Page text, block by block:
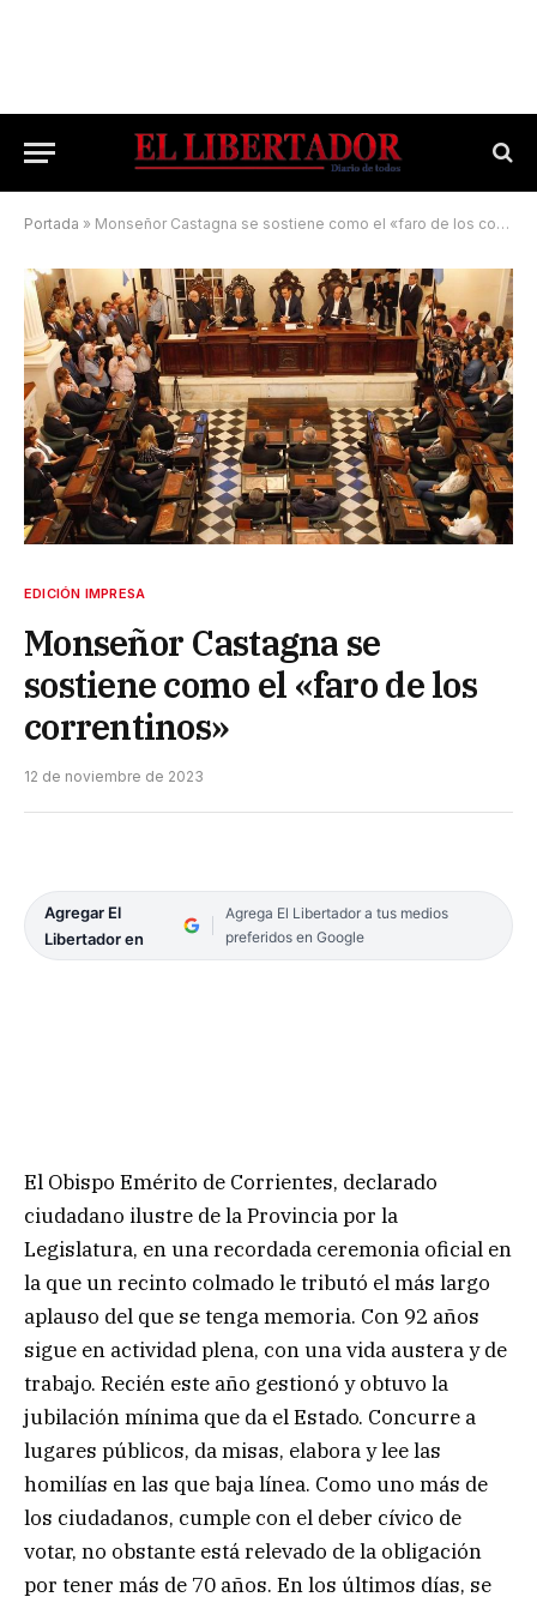
Portada » Monseñor Castagna se sostiene como el «faro de los correntinos»
EDICIÓN IMPRESA
Monseñor Castagna se
sostiene como el «faro de los
correntinos»
12 de noviembre de 2023
Agregar El
Libertador en
Agrega El Libertador a tus medios
preferidos en Google
El Obispo Emérito de Corrientes, declarado
ciudadano ilustre de la Provincia por la
Legislatura, en una recordada ceremonia oficial en
la que un recinto colmado le tributó el más largo
aplauso del que se tenga memoria. Con 92 años
sigue en actividad plena, con una vida austera y de
trabajo. Recién este año gestionó y obtuvo la
jubilación mínima que da el Estado. Concurre a
lugares públicos, da misas, elabora y lee las
homilías en las que baja línea. Como uno más de
los ciudadanos, cumple con el deber cívico de
votar, no obstante está relevado de la obligación
por tener más de 70 años. En los últimos días, se